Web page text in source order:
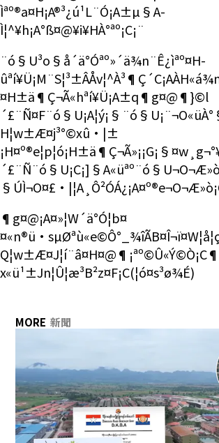
Ìªº®a¤H¡A®³¿ú¹L¨Ó¡A±µ§A­
Ì¦^¥h¡A°ß¤@¥i¥HÀ°ªº¡C¡¨
¨ó§U³o§å´ä°Óªº­»´ä¾n¨Ê¿ìªº¤H­
¤H±ä¶Ç¬Ã«hªí¥Ü¡A±q¶g¤@¶}©l
H¦w±Æ¤j³°©x­û·|­±
¶g¤@¡A¤»¦W´ä°Ó¦b¤
x«ü­¹±J­n¦Û¦æ³B²z¤F¡C(¦ó¤s³ø¾É)
MORE 新聞